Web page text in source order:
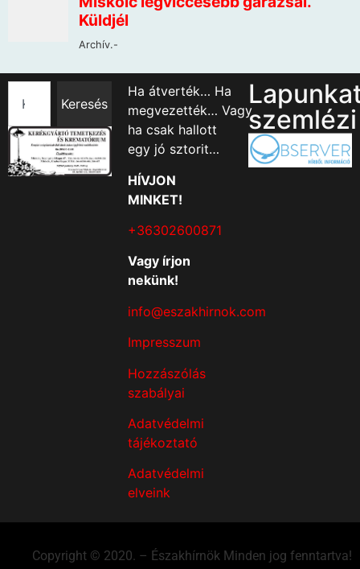
Keresés
Ha átverték… Ha
megvezették… Vagy
ha csak hallott
egy jó sztorit…
HÍVJON
MINKET!
+36302600871
Vagy írjon
nekünk!
info@eszakhirnok.com
Impresszum
Hozzászólás
szabályai
Adatvédelmi
tájékoztató
Adatvédelmi
elveink
szemlézi
Copyright © 2020. – Északhírnök Minden jog fenntartva!